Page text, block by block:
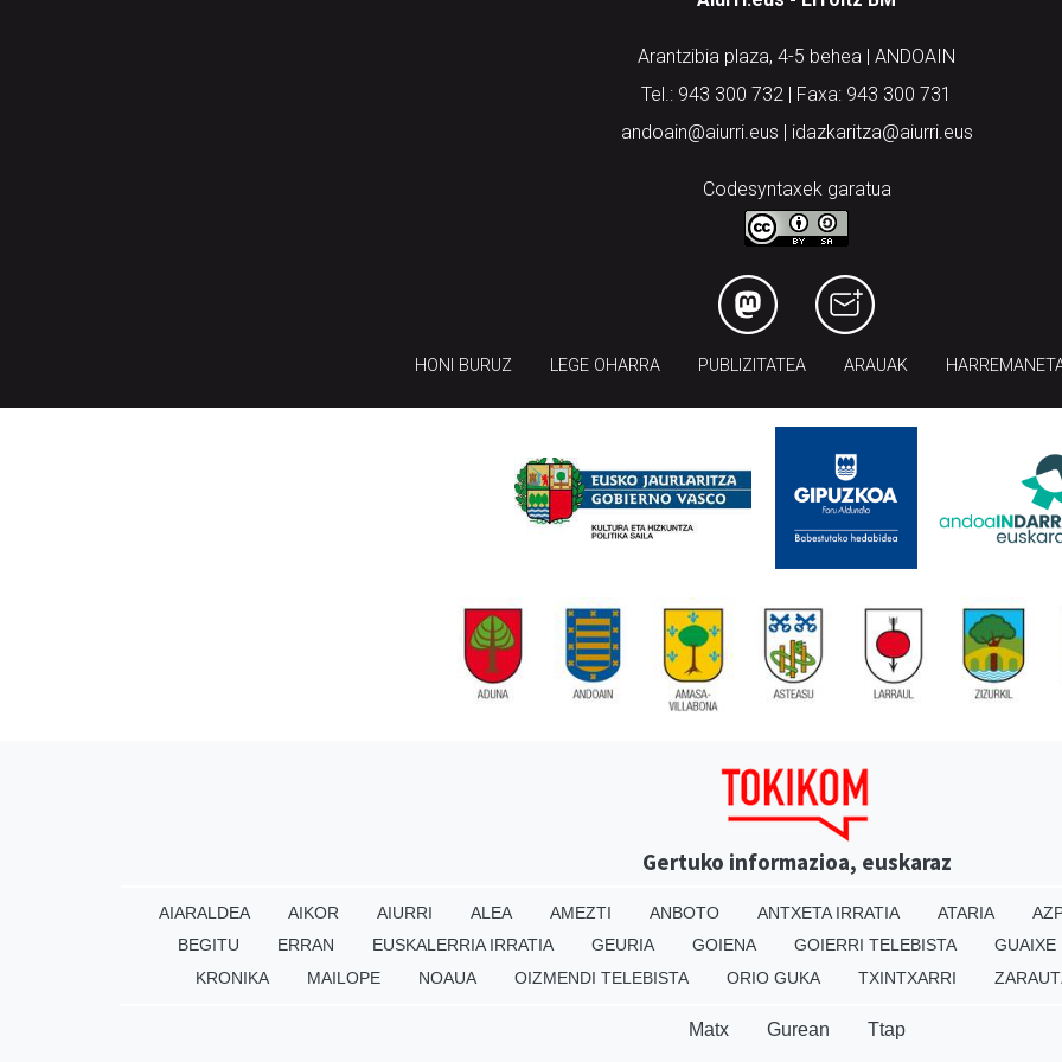
Arantzibia plaza, 4-5 behea | ANDOAIN
Tel.: 943 300 732 | Faxa: 943 300 731
andoain@aiurri.eus | idazkaritza@aiurri.eus
Codesyntaxek garatua
HONI BURUZ LEGE OHARRA PUBLIZITATEA ARAUAK
Gertuko informazioa, euskaraz
AIARALDEA AIKOR AIURRI ALEA AMEZTI ANBOTO ANTXETA IRRATIA ATARIA
BEGITU
ERRAN EUSKALERRIA IRRATIA GEURIA GOIENA GOIERRI TELEBISTA GUAIXE
KRONIKA
MAILOPE NOAUA OIZMENDI TELEBISTA ORIO GUKA TXINTXARRI
Matx Gurean Ttap